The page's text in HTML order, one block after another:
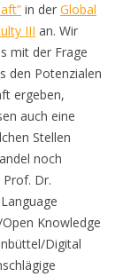
in der Global
III an. Wir
mit der Frage
den Potenzialen
ergeben,
auch eine
Stellen
noch
Dr.
Knowledge
Digital